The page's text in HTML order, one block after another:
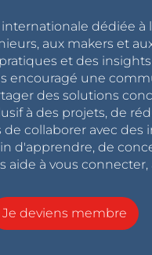
dédiée à
aux makers et
et des
encouragé une
des solutions
à des projets, de
collaborer avec des
d'apprendre, de
aide à vous connecter,
Je deviens membre